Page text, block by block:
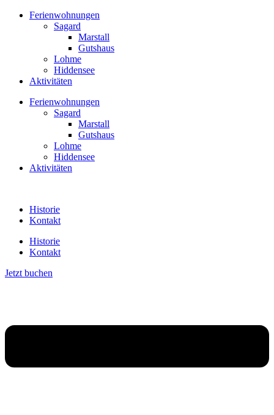
Zum
Ferienwohnungen
Sagard
Marstall
Gutshaus
Lohme
Hiddensee
Aktivitäten
Ferienwohnungen
Sagard
Marstall
Gutshaus
Lohme
Hiddensee
Aktivitäten
Historie
Kontakt
Historie
Kontakt
Jetzt buchen